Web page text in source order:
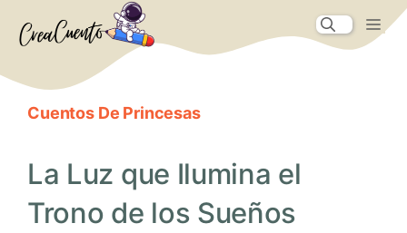
Cuentos De Princesas
La Luz que Ilumina el
Trono de los Sueños